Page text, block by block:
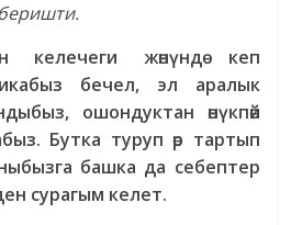
келечеги жөнүндө кеп
бечел, эл аралык
ошондуктан өнүкпөй
Бутка туруп өр тартып
башка да себептер
сурагым келет.